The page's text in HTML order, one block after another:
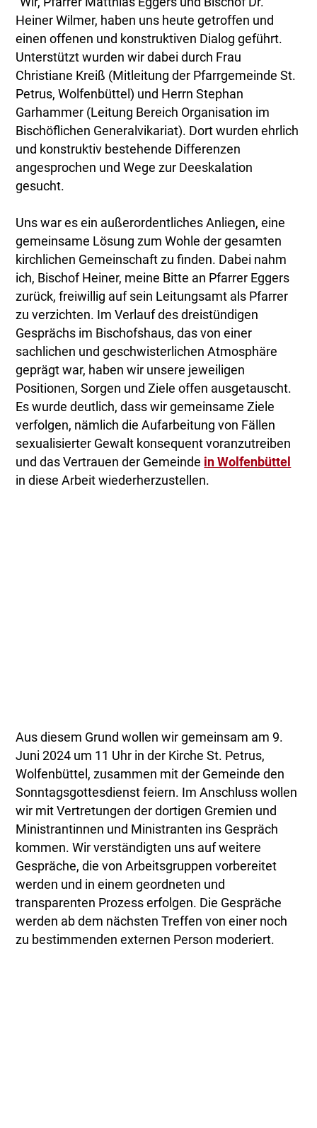
Heiner Wilmer, haben uns heute getroffen und
einen offenen und konstruktiven Dialog geführt.
Unterstützt wurden wir dabei durch Frau
Christiane Kreiß (Mitleitung der Pfarrgemeinde St.
Petrus, Wolfenbüttel) und Herrn Stephan
Garhammer (Leitung Bereich Organisation im
Bischöflichen Generalvikariat). Dort wurden ehrlich
und konstruktiv bestehende Differenzen
angesprochen und Wege zur Deeskalation
gesucht.
Uns war es ein außerordentliches Anliegen, eine
gemeinsame Lösung zum Wohle der gesamten
kirchlichen Gemeinschaft zu finden. Dabei nahm
ich, Bischof Heiner, meine Bitte an Pfarrer Eggers
zurück, freiwillig auf sein Leitungsamt als Pfarrer
zu verzichten. Im Verlauf des dreistündigen
Gesprächs im Bischofshaus, das von einer
sachlichen und geschwisterlichen Atmosphäre
geprägt war, haben wir unsere jeweiligen
Positionen, Sorgen und Ziele offen ausgetauscht.
Es wurde deutlich, dass wir gemeinsame Ziele
verfolgen, nämlich die Aufarbeitung von Fällen
sexualisierter Gewalt konsequent voranzutreiben
und das Vertrauen der Gemeinde in Wolfenbüttel
in diese Arbeit wiederherzustellen.
Aus diesem Grund wollen wir gemeinsam am 9.
Juni 2024 um 11 Uhr in der Kirche St. Petrus,
Wolfenbüttel, zusammen mit der Gemeinde den
Sonntagsgottesdienst feiern. Im Anschluss wollen
wir mit Vertretungen der dortigen Gremien und
Ministrantinnen und Ministranten ins Gespräch
kommen. Wir verständigten uns auf weitere
Gespräche, die von Arbeitsgruppen vorbereitet
werden und in einem geordneten und
transparenten Prozess erfolgen. Die Gespräche
werden ab dem nächsten Treffen von einer noch
zu bestimmenden externen Person moderiert.